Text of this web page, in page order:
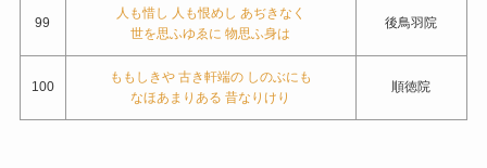
99
人も惜し 人も恨めし あぢきなく
世を思ふゆゑに 物思ふ身は
後鳥羽院
100
ももしきや 古き軒端の しのぶにも
なほあまりある 昔なりけり
順徳院